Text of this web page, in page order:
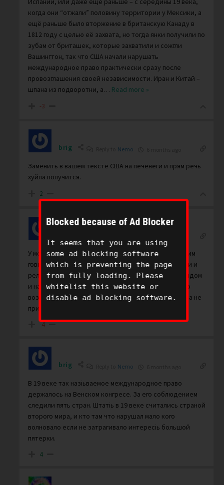
когда они “отжали” половину территории у Мексики, а
ещё раньше было вторжение в британскую Канаду в
1812 году с целью её захвата, но тогда янки получили по
зубам от бриташек, которые захватили и сожгли
Вашингтон, так что США начали нарушать
международное право практически сразу после
провозглашения своей независимости. Иран и Китай –
шпана из подворотни, а… Read more »
-3
brig Nemo
Заменить в вашем тексте США на печенеги и прям речь
хуйла получится.
2
У меня сознание не забито всяким пропагандистским
говном – кто бы его ни высрал, а также идеологиями и
религиями, поэтому я смотрю на мир трезвым взглядом
и называю вещи своими именами. Если вам есть что
возразить мне по сути сказанного, то возражайте, а не
прикрывайтесь именем Хуйла.
-4
brig Nemo
В 19 веке так назіьваемое международное право
держалось на Венском конгресе. За его соблюдением
следили пять стран. Штатіь в 19 веке считались страной
второго мира, и кто там что нарушал мало кого
волновало если не затрагивало интересіь большой
пятерки.
4
Blocked because of Ad Blocker
It seems that you are using
some ad blocking software
which is preventing the page
from fully loading. Please
whitelist this website or
disable ad blocking software.